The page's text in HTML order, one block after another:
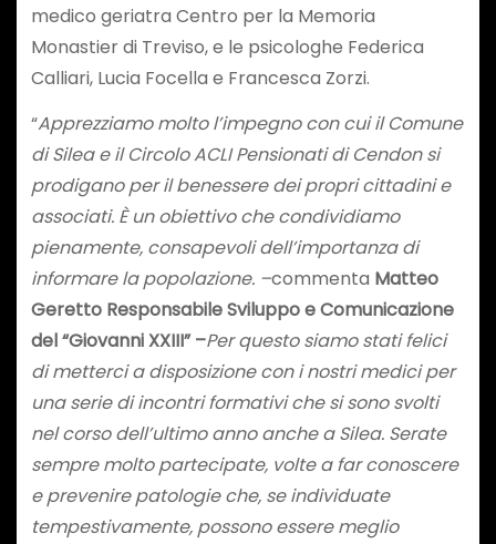
medico geriatra Centro per la Memoria
Monastier di Treviso, e le psicologhe Federica
Calliari, Lucia Focella e Francesca Zorzi.
“Apprezziamo molto l’impegno con cui il Comune
di Silea e il Circolo ACLI Pensionati di Cendon si
prodigano per il benessere dei propri cittadini e
associati. È un obiettivo che condividiamo
pienamente, consapevoli dell’importanza di
informare la popolazione. –commenta Matteo
Geretto Responsabile Sviluppo e Comunicazione
del “Giovanni XXIII” –Per questo siamo stati felici
di metterci a disposizione con i nostri medici per
una serie di incontri formativi che si sono svolti
nel corso dell’ultimo anno anche a Silea. Serate
sempre molto partecipate, volte a far conoscere
e prevenire patologie che, se individuate
tempestivamente, possono essere meglio